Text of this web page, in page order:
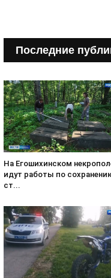
Последние
На Егошихинском
идут работы по
ст...